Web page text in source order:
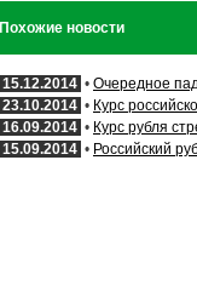
Похожие новости
15.12.2014 • Очередное
23.10.2014 • Курс
16.09.2014 • Курс рубля
15.09.2014 • Российский